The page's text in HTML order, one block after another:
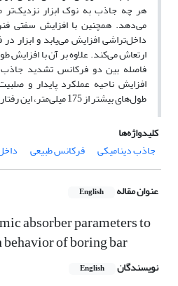
هر چه جاذب به نوک ابزار
می‌دهد. همچنین با افزایش سفتی
داخل‌تراشی افزایش می‌یابد و ابزار
فاصله بین دو فرکانس تشدید جاذب
افزایش ناحیه عملکرد پایدار و
طول‌های بیشتر از 175 میلی‌متر، این رفتار کاهشی می‌شود.
کلیدواژه‌ها
جاذب دینامیکی
فرکانس طبیعی
عنوان مقاله English
absorber parameters to
of boring bar
نویسندگان English